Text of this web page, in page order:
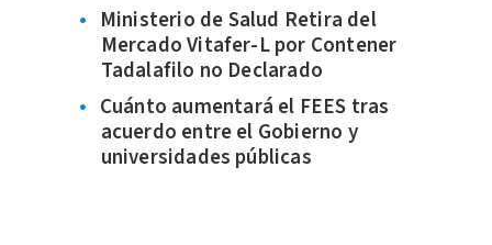
Ministerio de Salud Retira del
Mercado Vitafer-L por Contener
Tadalafilo no Declarado
Cuánto aumentará el FEES tras
acuerdo entre el Gobierno y
universidades públicas